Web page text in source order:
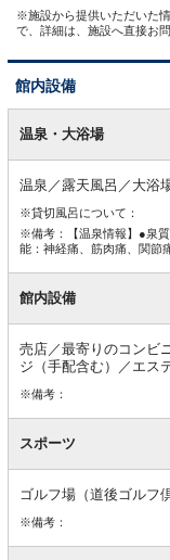
※施設から提供いただいた
で、詳細は、施設へ直接お
館内設備
内温泉・大浴場
温泉／露天風呂／大浴
※貸切風呂について：
※備考：【温泉情報】●泉
能：神経痛、筋肉痛、関節
館内設備
売店／最寄りのコンビ
ジ（手配含む）／エス
※備考：
スポーツ
ゴルフ場（道後ゴルフ
※備考：